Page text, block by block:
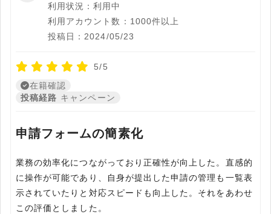
利用状況：利用中
利用アカウント数：1000件以上
投稿日：2024/05/23
5/5
在籍確認
投稿経路 キャンペーン
申請フォームの簡素化
業務の効率化につながっており正確性が向上した。直感的
に操作が可能であり、自身が提出した申請の管理も一覧表
示されていたりと対応スピードも向上した。それをあわせ
この評価としました。